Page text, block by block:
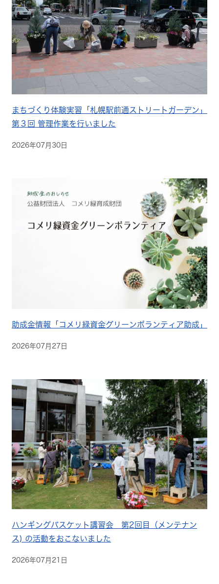
まちづくり体験実習「札幌駅前通ストリートガーデン」
第３回 管理作業を行いました
2026年07月30日
助成金情報「コメリ緑資金グリーンボランティア助成」
2026年07月27日
ハンギングバスケット講習会 第2回目（メンテナン
ス) の活動をおこないました
2026年07月21日